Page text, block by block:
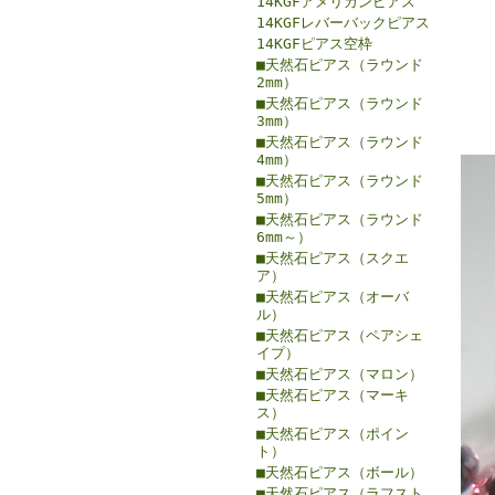
14KGFレバーバックピアス
14KGFピアス空枠
■天然石ピアス（ラウンド
2mm）
■天然石ピアス（ラウンド
3mm）
■天然石ピアス（ラウンド
4mm）
■天然石ピアス（ラウンド
5mm）
■天然石ピアス（ラウンド
6mm～）
■天然石ピアス（スクエ
ア）
■天然石ピアス（オーバ
ル）
■天然石ピアス（ペアシェ
イプ）
■天然石ピアス（マロン）
■天然石ピアス（マーキ
ス）
■天然石ピアス（ポイン
ト）
■天然石ピアス（ボール）